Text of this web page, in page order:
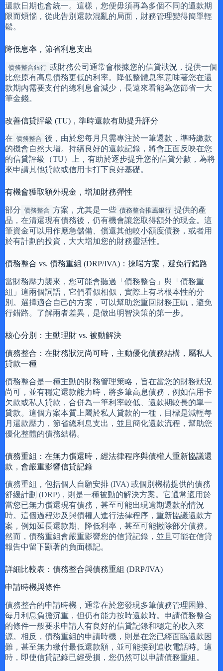
還款日期也會統一。這樣，您便毋須再為多個不同的還款期
限而煩惱，從此告別還款混亂的局面，財務管理變得簡單輕
鬆。
降低息率，節省利息支出
債務整合銀行 或財務公司通常會根據您的信貸狀況，提供一個
比您原有高息債務更低的利率。降低整體息率意味著您在還
款期內需要支付的總利息會減少，長遠來看能為您節省一大
筆金錢。
改善信貸評級 (TU)，準時還款有助提升評分
在 債務整合 後，由於您每月只需專注於一筆還款，準時繳款
的機會自然大增。持續良好的還款記錄，將會正面反映在您
的信貸評級（TU）上，有助於逐步提升您的信貸分數，為將
來申請其他貸款或信用卡打下良好基礎。
有機會獲取額外現金，增加財務彈性
部分 債務整合 方案，尤其是一些 債務整合推薦銀行 提供的產
品，在清還現有債務後，仍有機會讓您取得額外的現金。這
筆資金可以用作應急儲備、償還其他較小額度債務，或者用
於有計劃的投資，大大增加您的財務靈活性。
債務整合 vs. 債務重組 (DRP/IVA)：揀啱方案，避免行錯路
當財務壓力襲來，您可能會聽過「債務整合」與「債務重
組」這兩個詞語，它們看似相似，實際上有著根本性的分
別。選擇適合自己的方案，可以幫助您重回財務正軌，避免
行錯路。了解兩者差異，是做出明智決策的第一步。
核心分別：主動理財 vs. 被動解決
債務整合：在財務狀況尚可時，主動優化債務結構，屬私人
貸款一種
債務整合是一種主動的財務管理策略，旨在當您的財務狀況
尚可，並有穩定還款能力時，將多筆高息債務，例如信用卡
欠款或私人貸款，合併為一筆利率較低、還款期較長的單一
貸款。這個方案本質上屬於私人貸款的一種，目標是減輕每
月還款壓力，節省總利息支出，並且簡化還款流程，幫助您
優化整體的債務結構。
債務重組：在無力償還時，經法律程序與債權人重新協議還
款，會嚴重影響信貸記錄
債務重組，包括個人自願安排 (IVA) 或個別機構提供的債務
舒緩計劃 (DRP)，則是一種被動的解決方案。它通常適用於
當您已無力償還現有債務，甚至可能出現逾期還款的情況
時。這個過程涉及與債權人進行法律程序，重新協議還款方
案，例如延長還款期、降低利率，甚至可能撇除部分債務。
然而，債務重組會嚴重影響您的信貸記錄，並且可能在信貸
報告中留下顯著的負面標記。
詳細比較表：債務整合與債務重組 (DRP/IVA)
申請時機與條件
債務整合的申請時機，通常在於您發現多筆債務管理困難、
每月利息負擔沉重，但仍有能力按時還款時。申請債務整合
的條件一般要求申請人有良好的信貸記錄和穩定的收入來
源。相反，債務重組的申請時機，則是在您已經面臨還款困
難，甚至無力繳付最低還款額，並可能接到追收電話時。這
時，即使信貸記錄已經受損，您仍然可以申請債務重組。